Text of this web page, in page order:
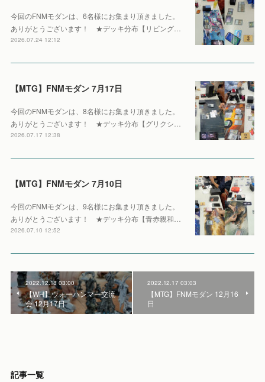
今回のFNMモダンは、6名様にお集まり頂きました。
ありがとうございます！ ★デッキ分布【リビング…
2026.07.24 12:12
【MTG】FNMモダン 7月17日
今回のFNMモダンは、8名様にお集まり頂きました。
ありがとうございます！ ★デッキ分布【グリクシ…
2026.07.17 12:38
【MTG】FNMモダン 7月10日
今回のFNMモダンは、9名様にお集まり頂きました。
ありがとうございます！ ★デッキ分布【青赤親和…
2026.07.10 12:52
2022.12.18 03:00
【WH】ウォーハンマー交流
会 12月17日
2022.12.17 03:03
【MTG】FNMモダン 12月16
日
記事一覧